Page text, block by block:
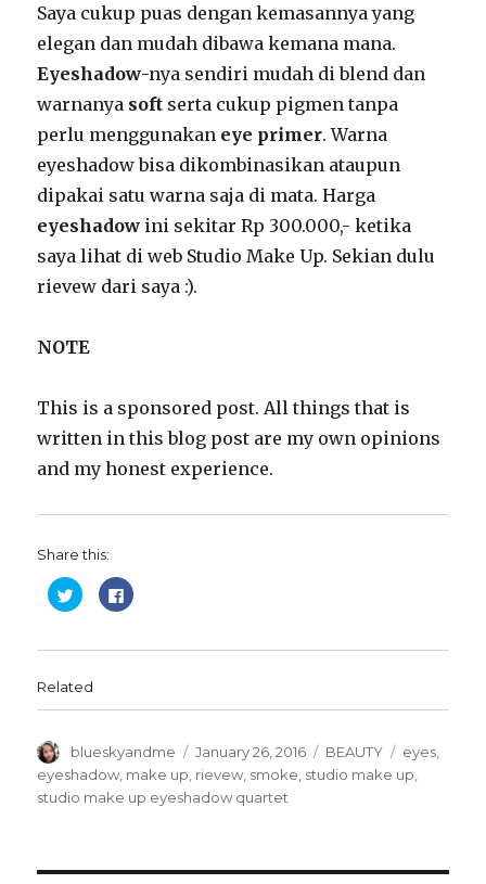
Saya cukup puas dengan kemasannya yang
elegan dan mudah dibawa kemana mana.
Eyeshadow-nya sendiri mudah di blend dan
warnanya soft serta cukup pigmen tanpa
perlu menggunakan eye primer. Warna
eyeshadow bisa dikombinasikan ataupun
dipakai satu warna saja di mata. Harga
eyeshadow ini sekitar Rp 300.000,- ketika
saya lihat di web Studio Make Up. Sekian dulu
rievew dari saya :).
NOTE
This is a sponsored post. All things that is
written in this blog post are my own opinions
and my honest experience.
Share this:
C
l
t
s
h
a
o
n
T
w
i
O
C
l
t
a
o
n
F
a
c
(
Related
Author
blueskyandme
Posted
on
January 26, 2016 Categories
BEAUTY Tags
eyes,
eyeshadow, make up, rievew, smoke, studio make up,
studio make up eyeshadow quartet